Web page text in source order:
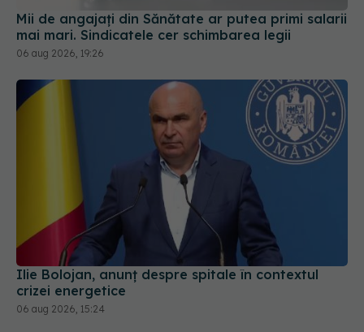
Mii de angajați din Sănătate ar putea primi salarii
mai mari. Sindicatele cer schimbarea legii
06 aug 2026, 19:26
Ilie Bolojan, anunț despre spitale în contextul
crizei energetice
06 aug 2026, 15:24